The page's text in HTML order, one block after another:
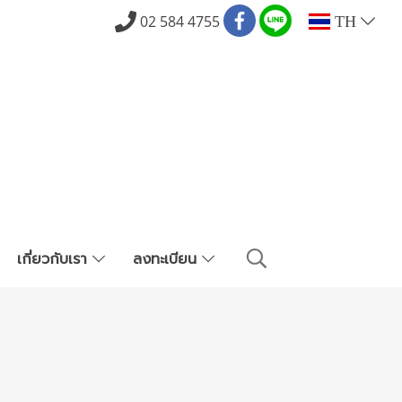
02 584 4755 TH
เกี่ยวกับเรา ลงทะเบียน